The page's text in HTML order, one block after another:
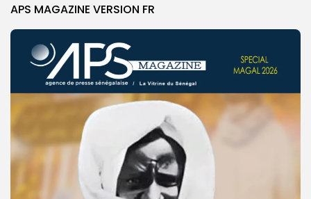
APS MAGAZINE VERSION FR